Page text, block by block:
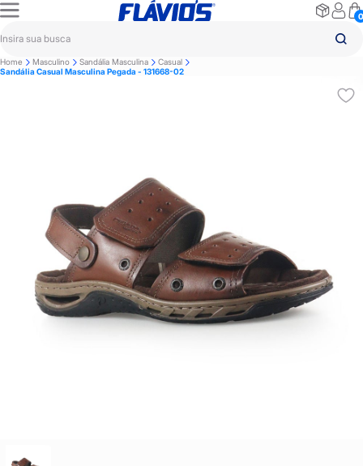
0
Home Masculino Sandália Masculina
Casual
Sandália Casual Masculina Pegada - 131668-02